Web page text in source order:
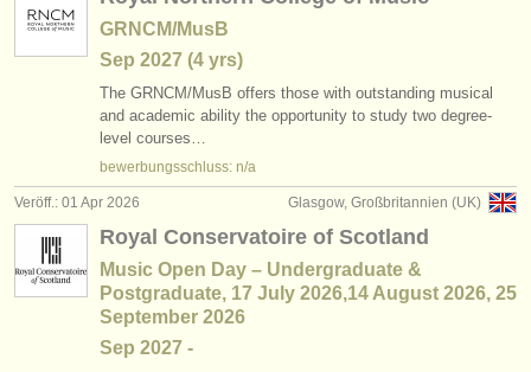
GRNCM/MusB
Sep 2027 (4 yrs)
The GRNCM/MusB offers those with outstanding musical
and academic ability the opportunity to study two degree-
level courses…
bewerbungsschluss: n/a
Glasgow, Großbritannien (UK)
Veröff.: 01 Apr 2026
Royal Conservatoire of Scotland
Music Open Day – Undergraduate &
Postgraduate, 17 July 2026,14 August 2026, 25
September 2026
Sep 2027 -